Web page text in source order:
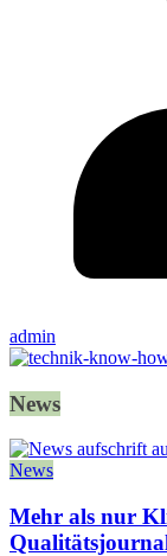
admin
News
News
Mehr als nur